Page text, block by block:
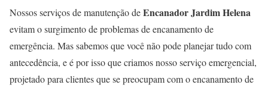
Nossos serviços de manutenção deEncanador Jardim Helena
evitam o surgimento de problemas de encanamento de
emergência. Mas sabemos que você não pode planejar tudo com
antecedência, e é por isso que criamos nosso serviço emergencial,
projetado para clientes que se preocupam com o encanamento de